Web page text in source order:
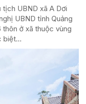
tịch UBND xã A Dơi
UBND tỉnh Quảng
ở xã thuộc vùng
biệt...